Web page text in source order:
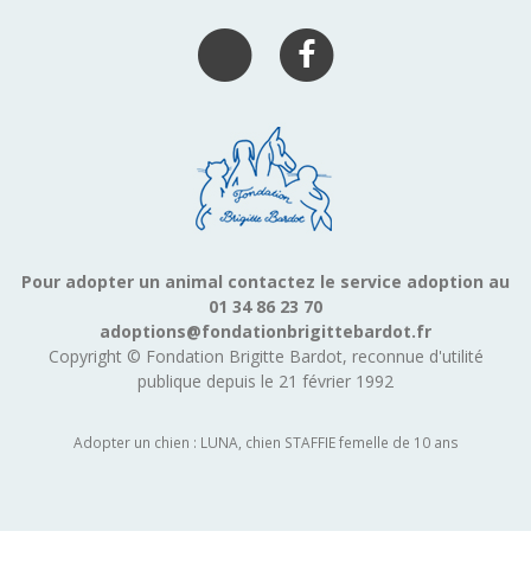
Pour adopter un animal contactez le service adoption au
01 34 86 23 70
adoptions@fondationbrigittebardot.fr
Copyright © Fondation Brigitte Bardot, reconnue d'utilité
publique depuis le 21 février 1992
Adopter un chien : LUNA, chien STAFFIE femelle de 10 ans